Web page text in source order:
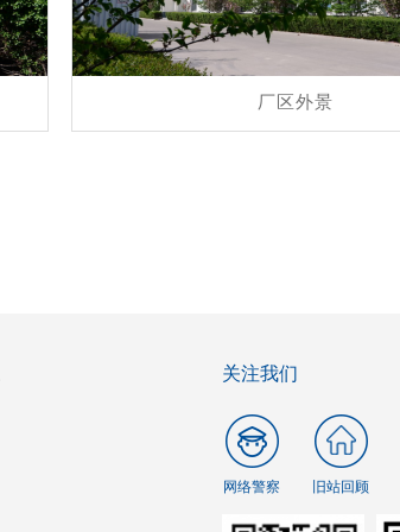
厂区外景
关注我们
网络警察 旧站回顾